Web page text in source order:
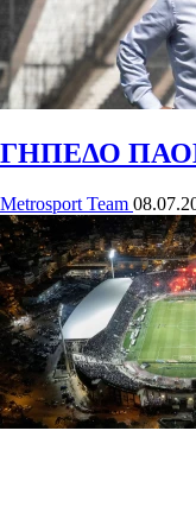
ΓΗΠΕΔΟ
Metrosport Team